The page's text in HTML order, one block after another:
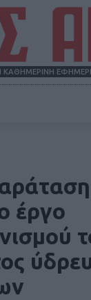
ΚΑΘΗΜΕΡΙΝΗ
έργο